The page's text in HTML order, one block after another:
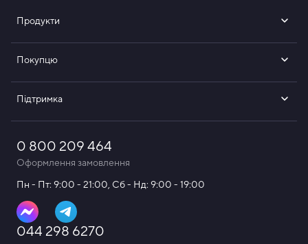
Комплектація
Для комфортного чищення зубів та правильної гігієни
ротової порожнини виробник комплектує Oclean X
Pro Digital такими компонентами:
Електрична зубна щітка Oclean X Pro Digital
Насадка для контролю зубного нальоту в
індивідуальному пакуванні
Продукти
Покупцю
Підтримка
0 800 209 464
Оформлення замовлення
Пн - Пт: 9:00 - 21:00, Сб - Нд: 9:00 - 19:00
044 298 6270